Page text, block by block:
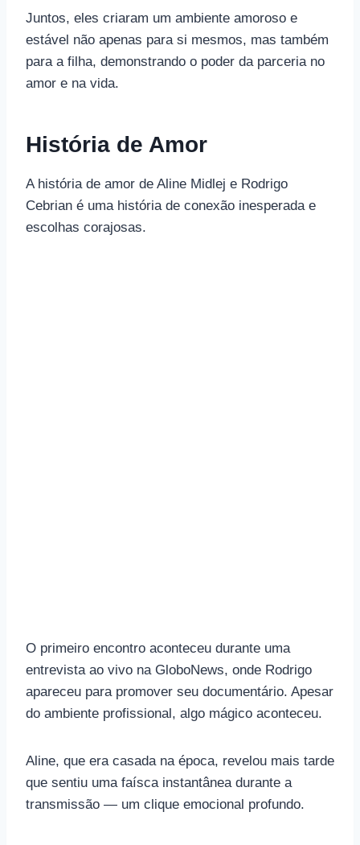
Juntos, eles criaram um ambiente amoroso e
estável não apenas para si mesmos, mas também
para a filha, demonstrando o poder da parceria no
amor e na vida.
História de Amor
A história de amor de Aline Midlej e Rodrigo
Cebrian é uma história de conexão inesperada e
escolhas corajosas.
O primeiro encontro aconteceu durante uma
entrevista ao vivo na GloboNews, onde Rodrigo
apareceu para promover seu documentário. Apesar
do ambiente profissional, algo mágico aconteceu.
Aline, que era casada na época, revelou mais tarde
que sentiu uma faísca instantânea durante a
transmissão — um clique emocional profundo.